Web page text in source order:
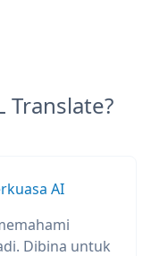
Translate?
AI
Dibina untuk